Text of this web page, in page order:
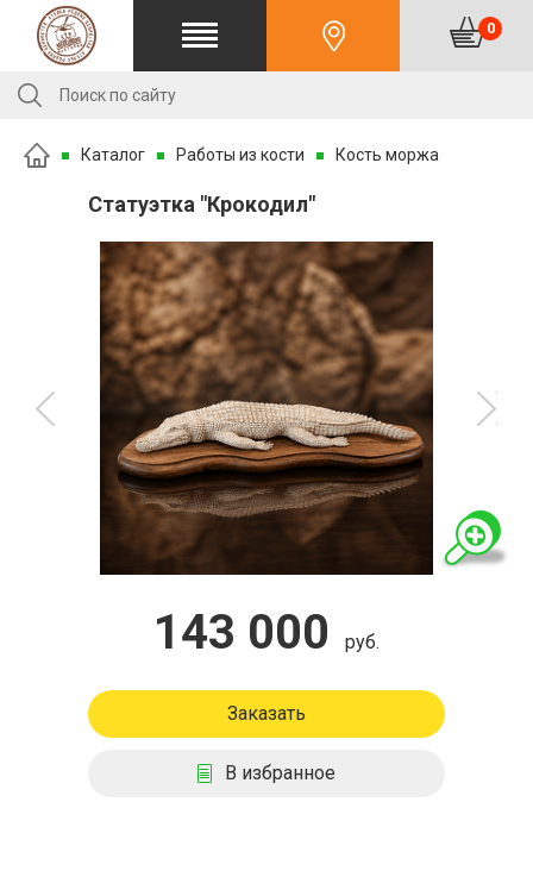
0
Каталог Работы из кости Кость моржа
Статуэтка "Крокодил"
143 000 руб.
Заказать
В избранное